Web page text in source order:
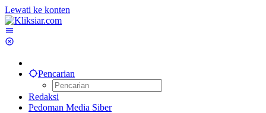
Lewati ke konten
Pencarian
Redaksi
Pedoman Media Siber